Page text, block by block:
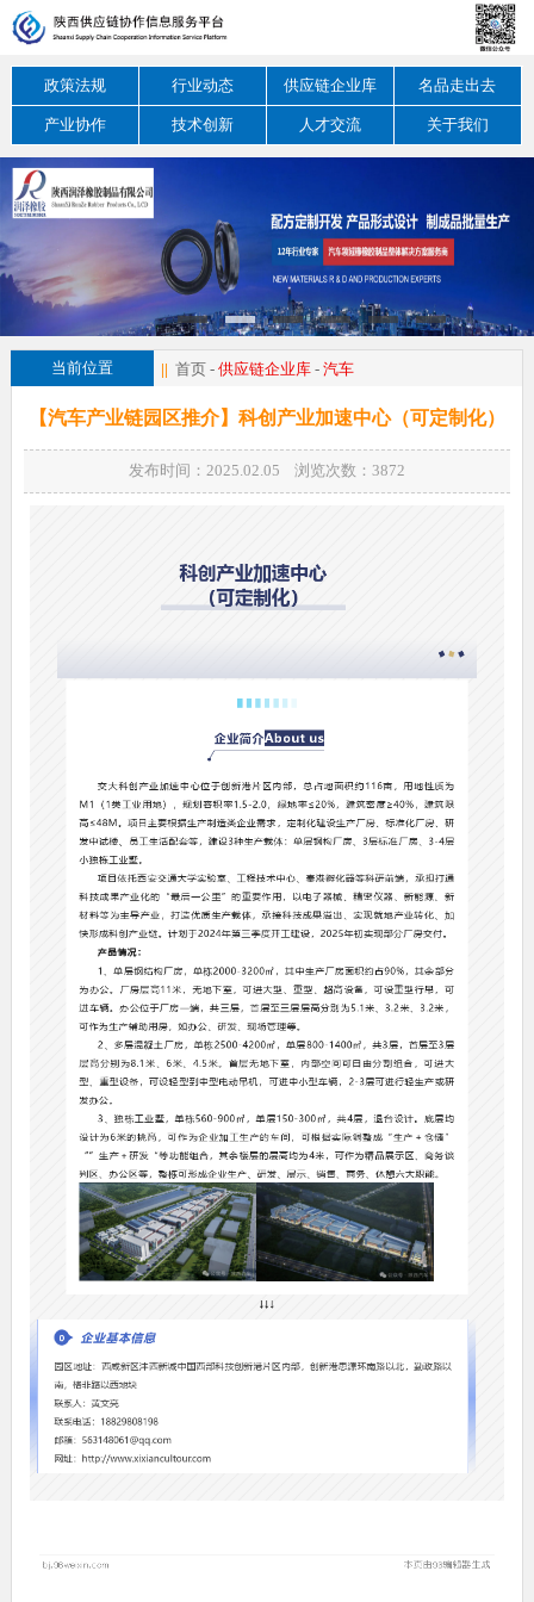
政策法规 行业动态 供应链企业库 名品走出去
产业协作 技术创新 人才交流 关于我们
当前位置 || 首页- 供应链企业库- 汽车
【汽车产业链园区推介】​科创产业加速中心（可定制化）
发布时间：2025.02.05 浏览次数： 3872